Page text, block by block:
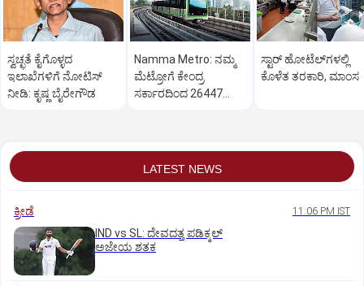
ಸ್ವಚ್ಛತೆ ಕೈಗೊಳ್ಳದ
ಇಲಾಖೆಗಳಿಗೆ ನೋಟಿಸ್‌
ನೀಡಿ: ಕೃಷ್ಣ ಬೈರೇಗೌಡ
Namma Metro: ನಮ್ಮ
ಮೆಟ್ರೋಗೆ ಕೇಂದ್ರ
ಸರ್ಕಾರದಿಂದ 26447
ಸ್ಟಾರ್‌ ಹೋಟೆಲ್‌ಗ‌ಳಲ್ಲಿ
ಕೊಳೆತ ತರಕಾರಿ, ಮಾಂಸ
LATEST NEWS
ಕ್ರೀಡೆ 11:06 PM IST
IND vs SL: ದೇವದತ್ತ ಪಡಿಕ್ಕಲ್‌
ಅಜೇಯ ಶತಕ